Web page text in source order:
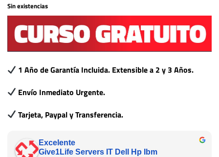
Sin existencias
1 Año de Garantía Incluida. Extensible a 2 y 3 Años.
Envío Inmediato Urgente.
Tarjeta, Paypal y Transferencia.
Excelente
Give1Life Servers IT Dell Hp Ibm